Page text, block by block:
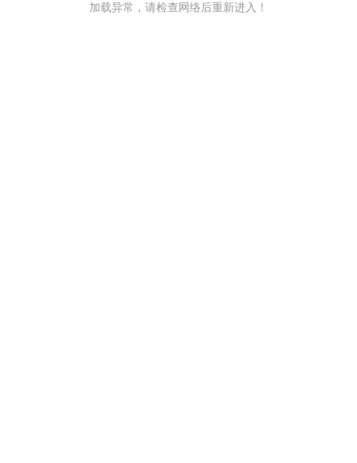
加载异常，请检查网络后重新进入！